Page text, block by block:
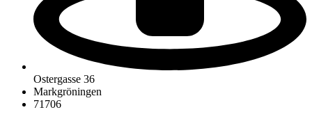
Ostergasse 36
Markgröningen
71706